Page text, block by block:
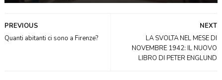
NEXT
LA SVOLTA NEL MESE DI
NOVEMBRE 1942: IL NUOVO
LIBRO DI PETER ENGLUND
PREVIOUS
Quanti abitanti ci sono a Firenze?